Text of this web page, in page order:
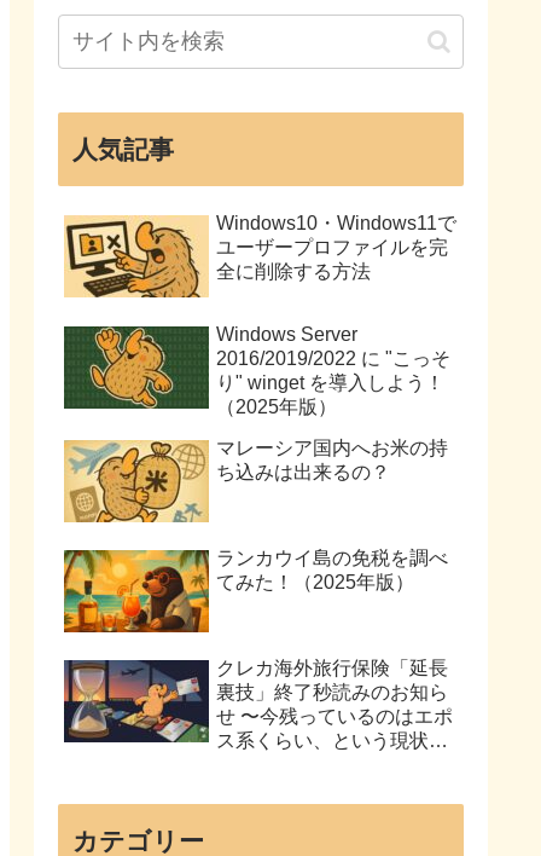
人気記事
Windows10・Windows11で
ユーザープロファイルを完
全に削除する方法
Windows Server
2016/2019/2022 に "こっそ
り" winget を導入しよう！
（2025年版）
マレーシア国内へお米の持
ち込みは出来るの？
ランカウイ島の免税を調べ
てみた！（2025年版）
クレカ海外旅行保険「延長
裏技」終了秒読みのお知ら
せ 〜今残っているのはエポ
ス系くらい、という現状を
カテゴリー